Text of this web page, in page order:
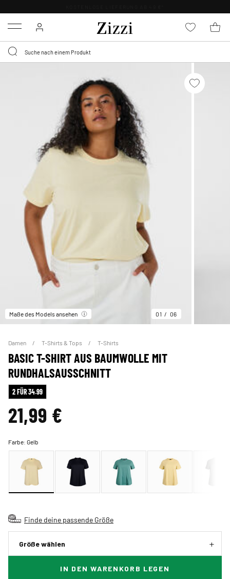
Menu
Maße des Models ansehen 01 06
Damen T-Shirts & Tops T-Shirts
BASIC T-SHIRT AUS BAUMWOLLE MIT
RUNDHALSAUSSCHNITT
2 FÜR 34.99
21,99 €
Farbe:Gelb
Finde deine passende Größe
Größe wählen
IN DEN WARENKORB LEGEN